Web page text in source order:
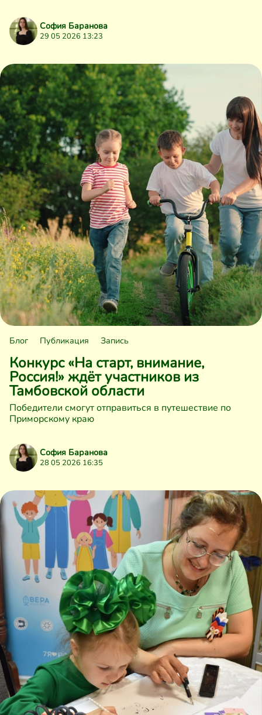
София Баранова
29 05 2026 13:23
Блог Публикация Запись
Конкурс «На старт, внимание,
Россия!» ждёт участников из
Тамбовской области
Победители смогут отправиться в путешествие по
Приморскому краю
София Баранова
28 05 2026 16:35